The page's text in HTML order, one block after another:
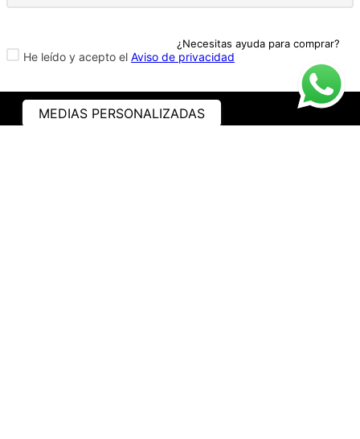
¿Necesitas ayuda para comprar?
He leído y acepto el Aviso de privacidad
MEDIAS PERSONALIZADAS